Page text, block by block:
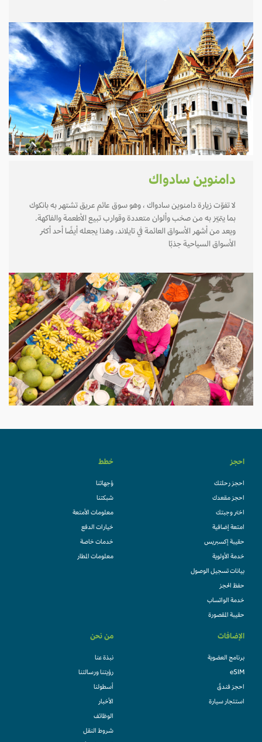
دامنوين سادواك
لا تفوّت زيارة دامنوين سادواك ، وهو سوق عائم عريق تشتهر به بانكوك
بما يتميّز به من صخب وألوان متعددة وقوارب تبيع الأطعمة والفاكهة.
ويعد من أشهر الأسواق العائمة في تايلاند، وهذا يجعله أيضًا أحد أكثر
الأسواق السياحية جذبًا
احجز
احجز رحلتك
احجز مقعدك
اختر وجبتك
امتعة إضافية
حقيبة إكسبريس
خدمة الأولوية
بيانات تسجيل الوصول
حفظ الحجز
خدمة الواتساب
حقيبة المقصورة
خطط
وُجهاتنا
شبكتنا
معلومات الأمتعة
خيارات الدفع
خدمات خاصة
معلومات المطار
الإضافات
برنامج العضوية
eSIM
احجز فندقً
استئجار سيارة
من نحن
نبذة عنا
رؤيتنا ورسالتنا
أسطولنا
الأخبار
الوظائف
شروط النقل